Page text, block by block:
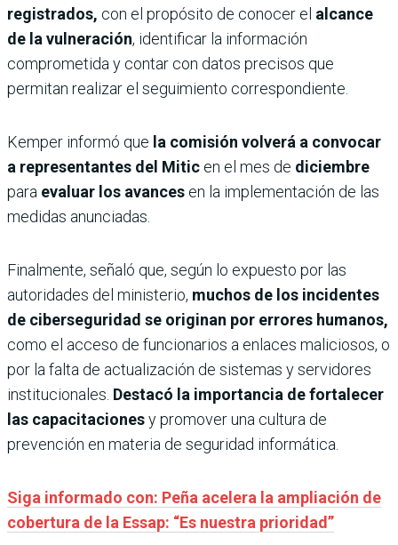
registrados, con el propósito de conocer el alcance
de la vulneración, identificar la información
comprometida y contar con datos precisos que
permitan realizar el seguimiento correspondiente.
Kemper informó que la comisión volverá a convocar
a representantes del Mitic en el mes de diciembre
para evaluar los avances en la implementación de las
medidas anunciadas.
Finalmente, señaló que, según lo expuesto por las
autoridades del ministerio, muchos de los incidentes
de ciberseguridad se originan por errores humanos,
como el acceso de funcionarios a enlaces maliciosos, o
por la falta de actualización de sistemas y servidores
institucionales. Destacó la importancia de fortalecer
las capacitacionesy promover una cultura de
prevención en materia de seguridad informática.
Siga informado con: Peña acelera la ampliación de
cobertura de la Essap: “Es nuestra prioridad”